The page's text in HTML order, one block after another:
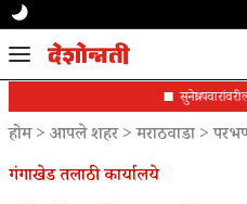
सुनेत्रा
होम> आपले शहर>मराठवाडा>
गंगाखेड तलाठी कार्यालये